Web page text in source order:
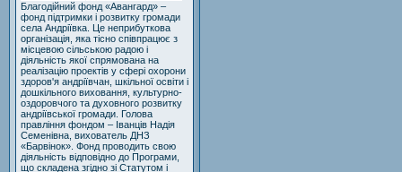
Благодійний фонд «Авангард» –
фонд підтримки і розвитку громади
села Андріївка. Це неприбуткова
організація, яка тісно співпрацює з
місцевою сільською радою і
діяльність якої спрямована на
реалізацію проектів у сфері охорони
здоров'я андріївчан, шкільної освіти і
дошкільного виховання, культурно-
оздоровчого та духовного розвитку
андріївської громади. Голова
правління фондом – Іванців Надія
Семенівна, вихователь ДНЗ
«Барвінок». Фонд проводить свою
діяльність відповідно до Програми,
що складена згідно зі Статутом і